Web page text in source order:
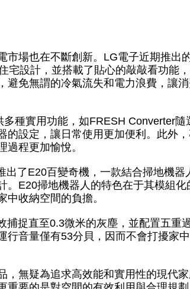
市場也在不斷創新。LG電子近期推出
宅設計，並搭載了貼心的敲敲看功能
避免無謂的冷氣流失和電力浪費，讓
種實用功能，如FRESH Converter隨
的設定，讓日常使用更加便利。此外
過程更加愉悅。
出了E20百變奇機，一款結合掃地機
。E20掃地機器人的特色在于其模組
收納空間的負擔。
捕捉直至0.3微米的灰塵，並配置五重
行音量僅有53分貝，因而不會打擾家
，無疑為追求高效能和實用性的現代